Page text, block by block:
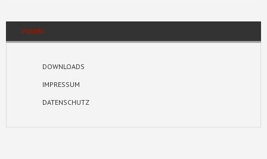
VEREIN
DOWNLOADS
IMPRESSUM
DATENSCHUTZ